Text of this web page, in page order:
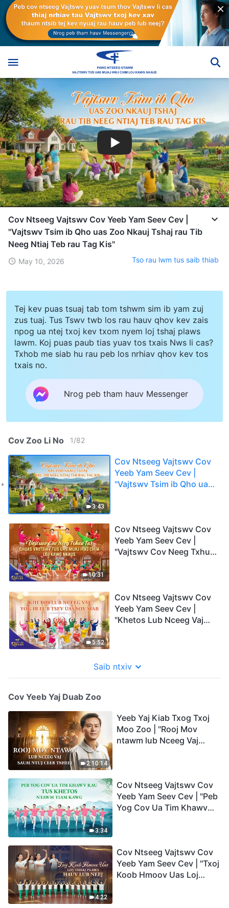
Cov Ntseeg Vajtswv Cov Yeeb Yam Seev Cev |
"Vajtswv Tsim ib Qho uas Zoo Nkauj Tshaj rau Tib
Neeg Ntiaj Teb rau Tag Kis"
May 10, 2026 Tso rau lwm tus saib thiab
Tej kev puas tsuaj tab tom tshwm sim ib yam zuj
zus tuaj. Tus Tswv twb los rau hauv qhov kev zais
npog ua ntej txoj kev txom nyem loj tshaj plaws
lawm. Koj puas paub tias yuav tos txais Nws li cas?
Txhob me siab hu rau peb los nrhiav qhov kev tos
txais no.
Nrog peb tham hauv Messenger
Cov Zoo Li No 1/82
3:43
Cov Ntseeg Vajtswv Cov
Yeeb Yam Seev Cev |
"Vajtswv Tsim ib Qho uas
10:31
Cov Ntseeg Vajtswv Cov
Yeeb Yam Seev Cev |
"Vajtswv Cov Neeg Txhua
Suab Qhuas
5:52
Cov Ntseeg Vajtswv Cov
Yeeb Yam Seev Cev |
"Khetos Lub Nceeg Vaj
Saib ntxiv
Cov Yeeb Yaj Duab Zoo
2:10:14
Yeeb Yaj Kiab Txog Txoj
Moo Zoo | "Rooj Mov
ntawm lub Nceeg Vaj
3:34
Cov Ntseeg Vajtswv Cov
Yeeb Yam Seev Cev | "Peb
Yog Cov Ua Tim Khawv
4:22
Cov Ntseeg Vajtswv Cov
Yeeb Yam Seev Cev | "Txoj
Koob Hmoov Uas Loj